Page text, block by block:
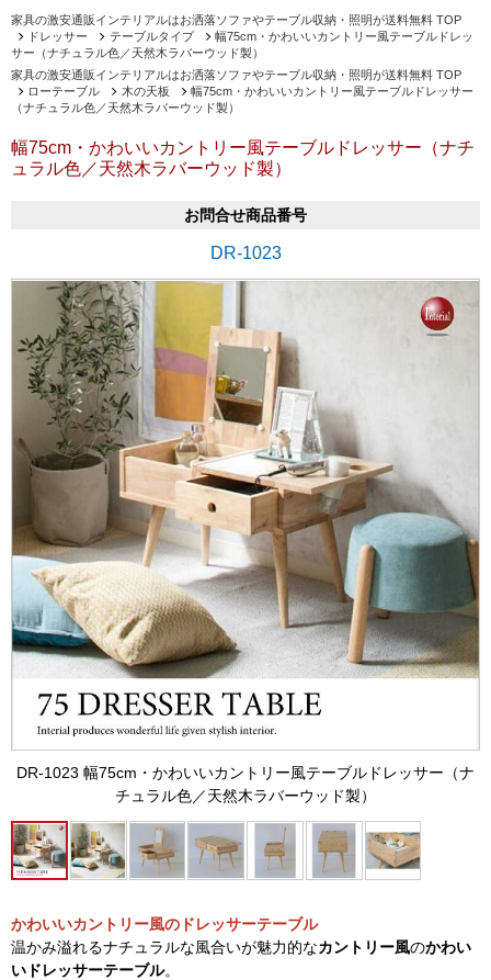
家具の激安通販インテリアルはお洒落ソファやテーブル収納・照明が送料無料 TOP
ドレッサー
テーブルタイプ
幅75cm・かわいいカントリー風テーブルドレッ
サー（ナチュラル色／天然木ラバーウッド製）
家具の激安通販インテリアルはお洒落ソファやテーブル収納・照明が送料無料 TOP
ローテーブル
木の天板
幅75cm・かわいいカントリー風テーブルドレッサー
（ナチュラル色／天然木ラバーウッド製）
幅75cm・かわいいカントリー風テーブルドレッサー（ナチ
ュラル色／天然木ラバーウッド製）
お問合せ商品番号
DR-1023
DR-1023 幅75cm・かわいいカントリー風テーブルドレッサー（ナ
チュラル色／天然木ラバーウッド製）
かわいいカントリー風のドレッサーテーブル
温かみ溢れるナチュラルな風合いが魅力的なカントリー風のかわい
いドレッサーテーブル。